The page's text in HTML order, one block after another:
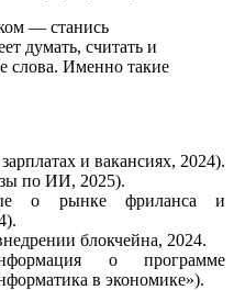
— станись
думать, считать и
слова. Именно такие
и вакансиях, 2024).
по ИИ, 2025).
о рынке фриланса и
блокчейна, 2024.
о программе
в экономике»).